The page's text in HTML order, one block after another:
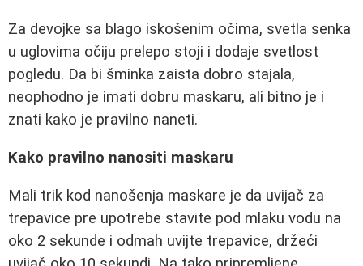
Za devojke sa blago iskošenim očima, svetla senka
u uglovima očiju prelepo stoji i dodaje svetlost
pogledu. Da bi šminka zaista dobro stajala,
neophodno je imati dobru maskaru, ali bitno je i
znati kako je pravilno naneti.
Kako pravilno nanositi maskaru
Mali trik kod nanošenja maskare je da uvijač za
trepavice pre upotrebe stavite pod mlaku vodu na
oko 2 sekunde i odmah uvijte trepavice, držeći